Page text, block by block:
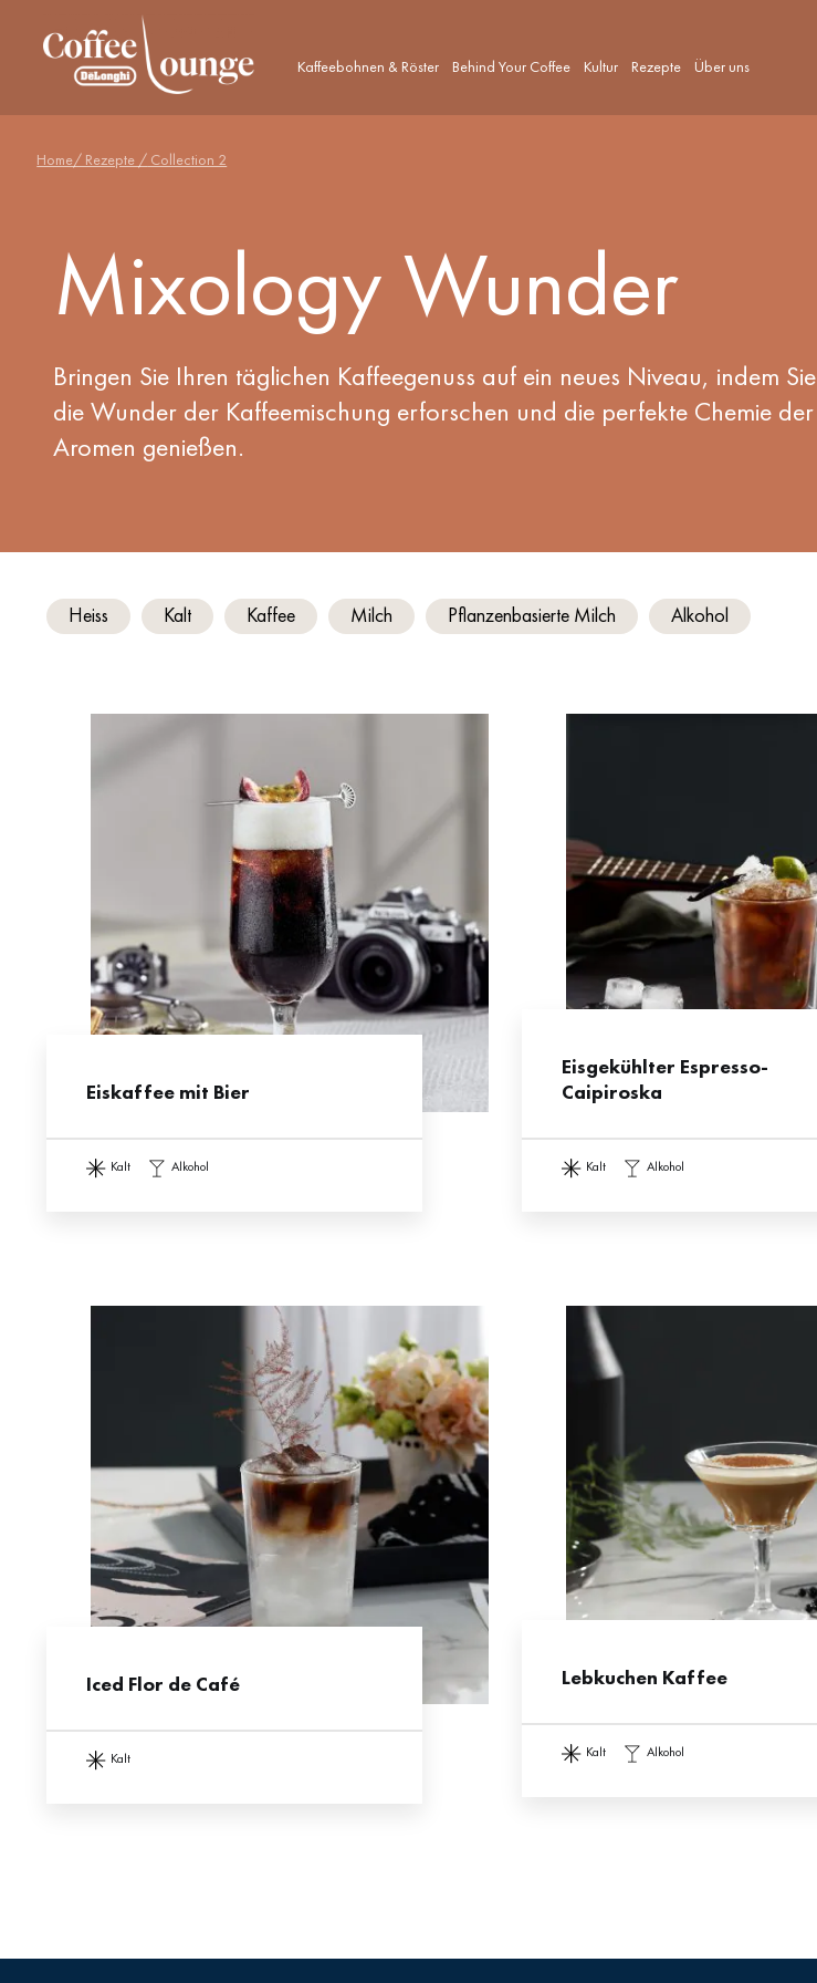
Kaffeebohnen & Röster Behind Your Coffee Kultur Rezepte Über uns
Home/ Rezepte / Collection 2
Mixology Wunder
Bringen Sie Ihren täglichen Kaffeegenuss auf ein neues Niveau, indem Sie
die Wunder der Kaffeemischung erforschen und die perfekte Chemie der
Aromen genießen.
Heiss Kalt Kaffee Milch Pflanzenbasierte Milch Alkohol
Eiskaffee mit Bier
kalt alkohol
Eisgekühlter Espresso-
Caipiroska
kalt alkohol
Iced Flor de Café
kalt
Lebkuchen Kaffee
kalt alkohol